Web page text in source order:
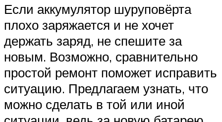
Если аккумулятор шуруповёрта
плохо заряжается и не хочет
держать заряд, не спешите за
новым. Возможно, сравнительно
простой ремонт поможет исправить
ситуацию. Предлагаем узнать, что
можно сделать в той или иной